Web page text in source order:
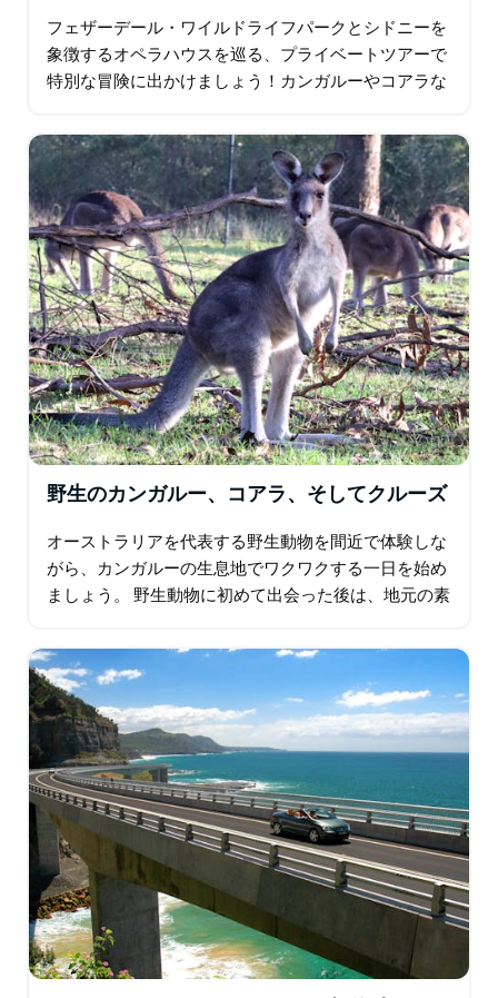
フェザーデール・ワイルドライフパークとシドニーを
象徴するオペラハウスを巡る、プライベートツアーで
特別な冒険に出かけましょう！カンガルーやコアラな
ザーデールで、間近で触れ合うことができます。…
野生のカンガルー、コアラ、そしてクルーズ
オーストラリアを代表する野生動物を間近で体験しな
がら、カンガルーの生息地でワクワクする一日を始め
ましょう。 野生動物に初めて出会った後は、地元の素
さい。 フェザーデール ワイルドライフ…